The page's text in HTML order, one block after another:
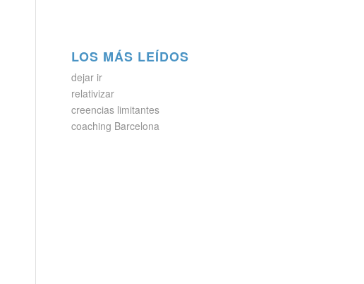
LOS MÁS LEÍDOS
dejar ir
relativizar
creencias limitantes
coaching Barcelona